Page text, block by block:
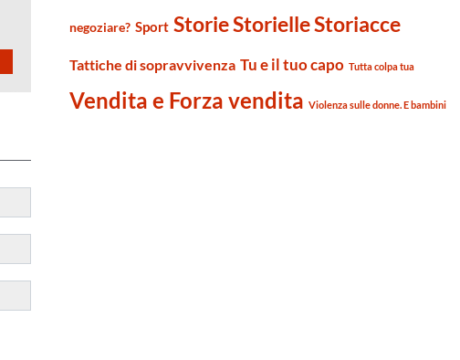
negoziare? Sport Storie Storielle Storiacce
Tattiche di sopravvivenza Tu e il tuo capo Tutta colpa tua
Vendita e Forza vendita Violenza sulle donne. E bambini